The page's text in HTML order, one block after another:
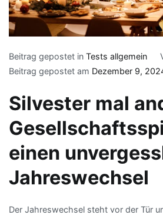
Beitrag gepostet in Tests allgemein
Beitrag gepostet am Dezember 9,
Silvester mal
einen
Jahreswechsel
Der Jahreswechsel steht vor der Tür